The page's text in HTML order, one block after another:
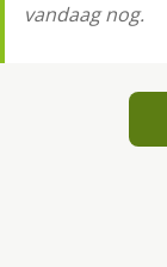
vandaag nog.